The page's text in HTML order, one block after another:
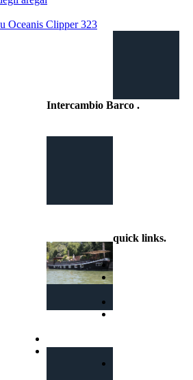
Oceanis Clipper 323
Intercambio Barco .
quick links.